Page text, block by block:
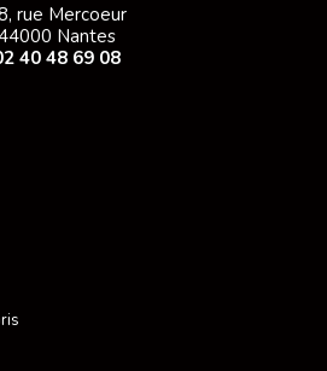
rue Mercoeur
44000 Nantes
40 48 69 08